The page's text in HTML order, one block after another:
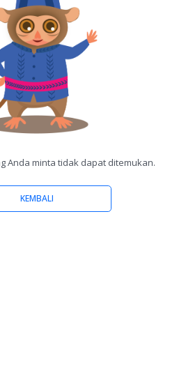
Anda minta tidak dapat ditemukan.
KEMBALI